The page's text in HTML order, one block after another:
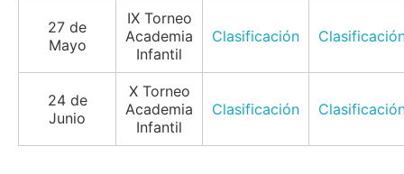
27 de
Mayo
IX Torneo
Academia
Infantil
Clasificación
24 de
Junio
X Torneo
Academia
Infantil
Clasificación